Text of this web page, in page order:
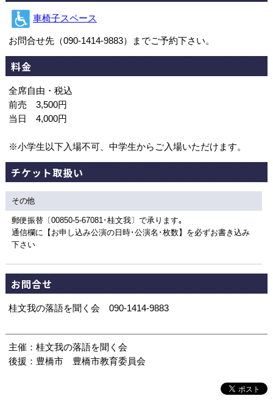
車椅子スペース
お問合せ先（090-1414-9883）までご予約下さい。
料金
全席自由・税込
前売 3,500円
当日 4,000円
※小学生以下入場不可、中学生からご入場いただけます。
チケット取扱い
その他
郵便振替〔00850-5-67081･桂文我〕で承ります｡
通信欄に【お申し込み公演の日時･公演名･枚数】を必ずお書き込み
下さい
お問合せ
桂文我の落語を聞く会 090-1414-9883
主催：桂文我の落語を聞く会
後援：豊橋市 豊橋市教育委員会